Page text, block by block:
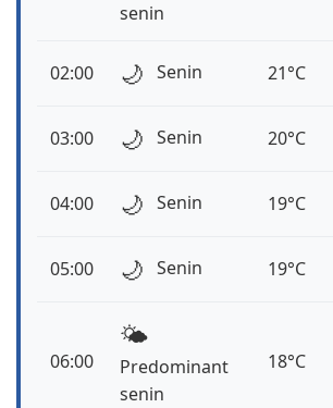
senin
02:00 🌙 Senin 21°C
03:00 🌙 Senin 20°C
04:00 🌙 Senin 19°C
05:00 🌙 Senin 19°C
06:00
🌤️
Predominant
senin
18°C